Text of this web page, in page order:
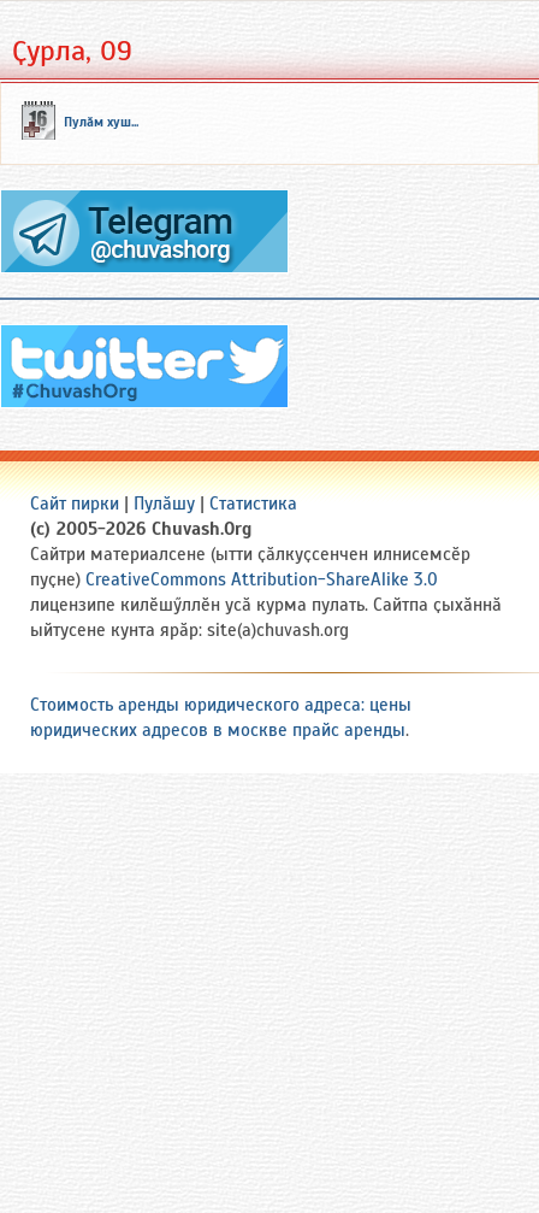
Ҫурла, 09
Пулӑм хуш...
Сайт пирки | Пулӑшу | Статистика
(c) 2005-2026 Chuvash.Org
Сайтри материалсене (ытти ҫӑлкуҫсенчен илнисемсӗр
пуҫне) CreativeCommons Attribution-ShareAlike 3.0
лицензипе килӗшӳллӗн усӑ курма пулать. Сайтпа ҫыхӑннӑ
ыйтусене кунта ярӑр: site(a)chuvash.org
Стоимость аренды юридического адреса: цены
юридических адресов в москве прайс аренды.